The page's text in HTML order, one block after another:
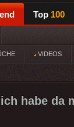
Top 100
VIDEOS
habe da